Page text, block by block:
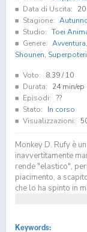
Data di Uscita:
Stagione:
Studio: Toei
Genere: Avventura,
Shounen, Superpoteri
Voto: 8.39/ 10
Durata:
24 min/ep
Episodi: ??
Stato:
In corso
Visualizzazioni:
Monkey D. Rufy è
inavvertitamente
rende "elastico",
piacimento, a
che lo ha spinto in
Keywords: